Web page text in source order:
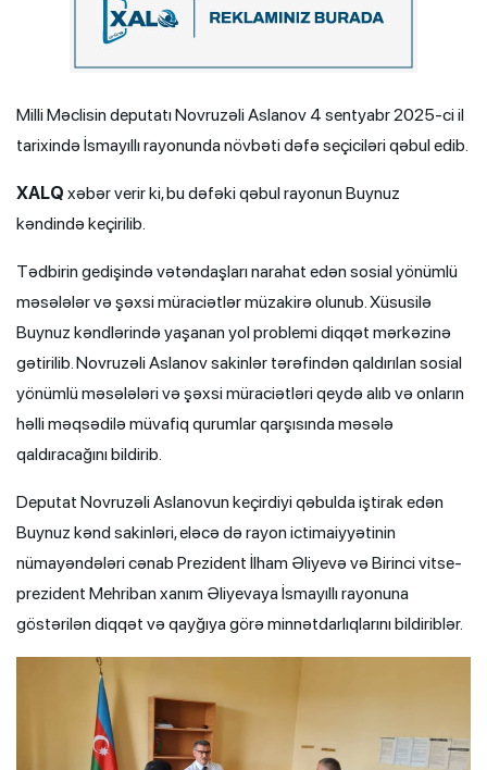
Milli Məclisin deputatı Novruzəli Aslanov 4 sentyabr 2025-ci il
tarixində İsmayıllı rayonunda növbəti dəfə seçiciləri qəbul edib.
XALQ xəbər verir ki, bu dəfəki qəbul rayonun Buynuz
kəndində keçirilib.
Tədbirin gedişində vətəndaşları narahat edən sosial yönümlü
məsələlər və şəxsi müraciətlər müzakirə olunub. Xüsusilə
Buynuz kəndlərində yaşanan yol problemi diqqət mərkəzinə
gətirilib. Novruzəli Aslanov sakinlər tərəfindən qaldırılan sosial
yönümlü məsələləri və şəxsi müraciətləri qeydə alıb və onların
həlli məqsədilə müvafiq qurumlar qarşısında məsələ
qaldıracağını bildirib.
Deputat Novruzəli Aslanovun keçirdiyi qəbulda iştirak edən
Buynuz kənd sakinləri, eləcə də rayon ictimaiyyətinin
nümayəndələri cənab Prezident İlham Əliyevə və Birinci vitse-
prezident Mehriban xanım Əliyevaya İsmayıllı rayonuna
göstərilən diqqət və qayğıya görə minnətdarlıqlarını bildiriblər.